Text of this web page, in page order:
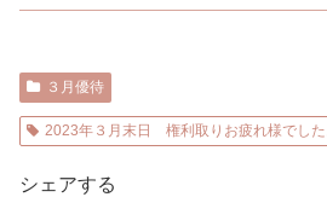
３月優待
2023年３月末日 権利取りお疲れ様でした
シェアする